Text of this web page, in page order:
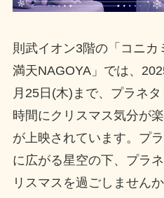
則武イオン3階の「コニカ
満天NAGOYA」では、
月25日(木)まで、プラネ
時間にクリスマス気分が
が上映されています。プ
に広がる星空の下、プラ
リスマスを過ごしませんか